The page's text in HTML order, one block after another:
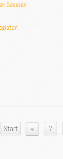
Sasaran
Start « 7